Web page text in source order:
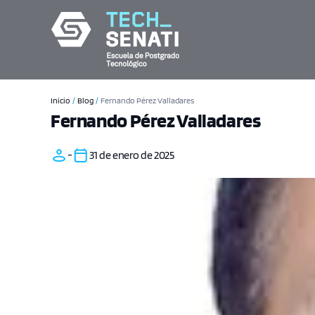
Inicio / Blog / Fernando Pérez Valladares
Fernando Pérez Valladares
- 31 de enero de 2025